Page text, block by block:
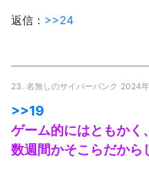
返信： >>24
23. 名無しのサイバーパンク 2024
>>19
ゲーム的にはともかく
数週間かそこらだから